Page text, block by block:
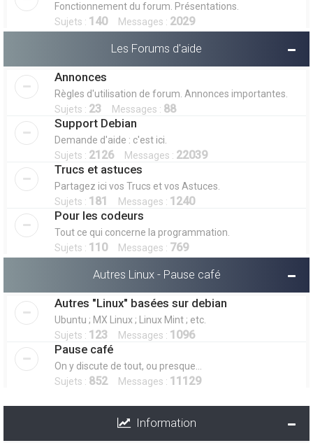
Fonctionnement du forum. Présentations.
Sujets : 140Messages : 2029
Les Forums d'aide
Annonces
Règles d'utilisation de forum. Annonces importantes.
Sujets : 23 Messages : 88
Support Debian
Demande d'aide : c'est ici.
Sujets : 2126Messages : 22039
Trucs et astuces
Partagez ici vos Trucs et vos Astuces.
Sujets : 181 Messages : 1240
Pour les codeurs
Tout ce qui concerne la programmation.
Sujets : 110Messages : 769
Autres Linux - Pause café
Autres "Linux" basées sur debian
Ubuntu ; MX Linux ; Linux Mint ; etc.
Sujets : 123 Messages : 1096
Pause café
On y discute de tout, ou presque...
Sujets : 852Messages : 11129
Information